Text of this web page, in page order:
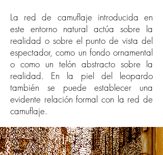
La red de camuflaje introducida en
este entorno natural actúa sobre la
realidad o sobre el punto de vista del
espectador, como un fondo ornamental
o como un telón abstracto sobre la
realidad. En la piel del leopardo
también se puede establecer una
evidente relación formal con la red de
camuflaje.